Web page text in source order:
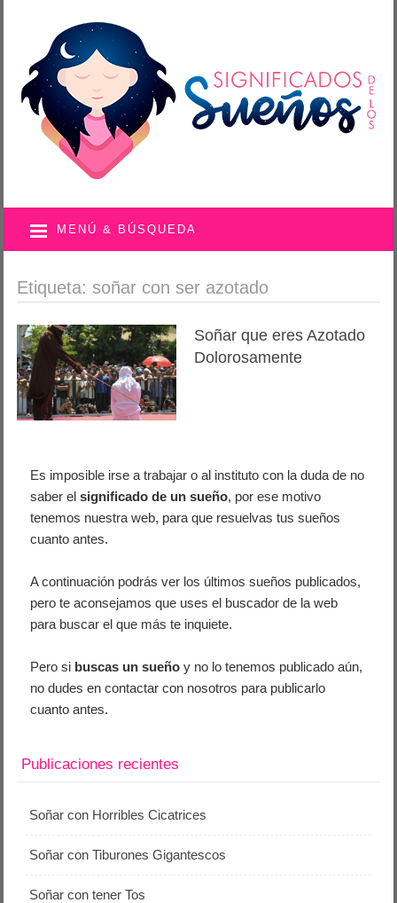
MENÚ & BÚSQUEDA
Etiqueta: soñar con ser azotado
Soñar que eres Azotado
Dolorosamente
Es imposible irse a trabajar o al instituto con la duda de no
saber elsignificado de un sueño, por ese motivo
tenemos nuestra web, para que resuelvas tus sueños
cuanto antes.
A continuación podrás ver los últimos sueños publicados,
pero te aconsejamos que uses el buscador de la web
para buscar el que más te inquiete.
Pero si buscas un sueño y no lo tenemos publicado aún,
no dudes en contactar con nosotros para publicarlo
cuanto antes.
Publicaciones recientes
Soñar con Horribles Cicatrices
Soñar con Tiburones Gigantescos
Soñar con tener Tos